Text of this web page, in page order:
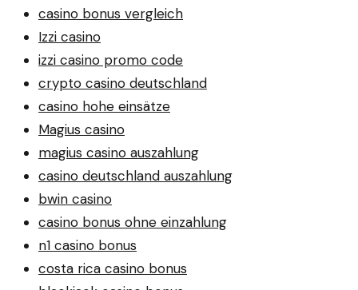
casino bonus vergleich
Izzi casino
izzi casino promo code
crypto casino deutschland
casino hohe einsätze
Magius casino
magius casino auszahlung
casino deutschland auszahlung
bwin casino
casino bonus ohne einzahlung
n1 casino bonus
costa rica casino bonus